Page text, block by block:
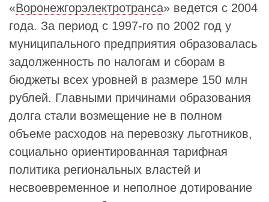
«Воронежгорэлектротранса» ведется с 2004
года. За период с 1997-го по 2002 год у
муниципального предприятия образовалась
задолженность по налогам и сборам в
бюджеты всех уровней в размере 150 млн
рублей. Главными причинами образования
долга стали возмещение не в полном
объеме расходов на перевозку льготников,
социально ориентированная тарифная
политика региональных властей и
несвоевременное и неполное дотирование